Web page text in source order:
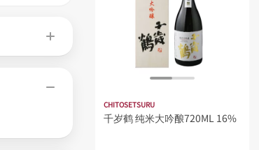
CHITOSETSURU
千岁鹤 纯米大吟酿720ML 16%